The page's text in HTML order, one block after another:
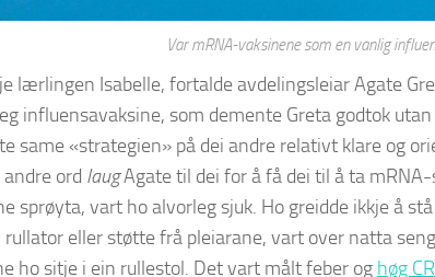
Var mRNA-vaksinene som en vanlig
lærlingen Isabelle, fortalde avdelingsleiar Agate
influensavaksine, som demente Greta godtok
same «strategien» på dei andre relativt klare og
ord laugAgate til dei for å få dei til å ta
sprøyta, vart ho alvorleg sjuk. Ho greidde ikkje å
rullator eller støtte frå pleiarane, vart over natta
ho sitje i ein rullestol. Det vart målt feber og høg